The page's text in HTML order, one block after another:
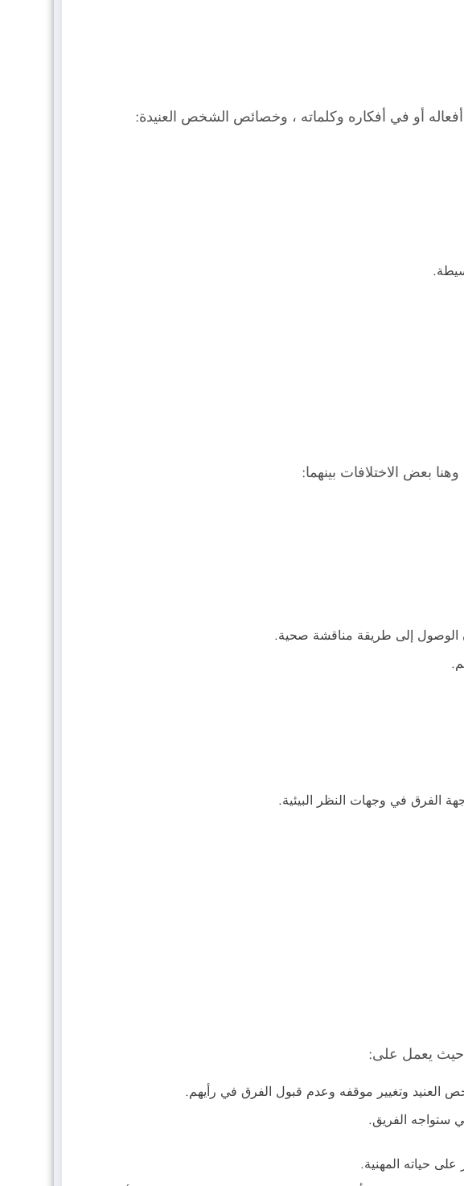
أو في أفكاره وكلماته ، وخصائص الشخص العنيدة:
بعض الاختلافات بينهما:
الوصول إلى طريقة مناقشة صحية.
الفرق في وجهات النظر البيئية.
حيث يعمل على:
العنيد وتغيير موقفه وعدم قبول الفرق في رأيهم.
ستواجه الفريق.
حياته المهنية.